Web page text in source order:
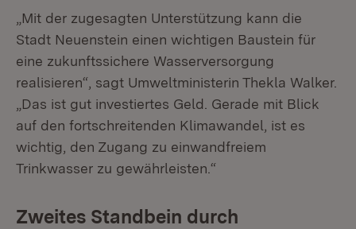
„Mit der zugesagten Unterstützung kann die
Stadt Neuenstein einen wichtigen Baustein für
eine zukunftssichere Wasserversorgung
realisieren“, sagt Umweltministerin Thekla Walker.
„Das ist gut investiertes Geld. Gerade mit Blick
auf den fortschreitenden Klimawandel, ist es
wichtig, den Zugang zu einwandfreiem
Trinkwasser zu gewährleisten.“
Zweites Standbein durch